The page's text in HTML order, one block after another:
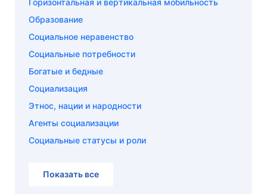
Образование
Социальное неравенство
Социальные потребности
Богатые и бедные
Социализация
Этнос, нации и народности
Агенты социализации
Социальные статусы и роли
Показать все